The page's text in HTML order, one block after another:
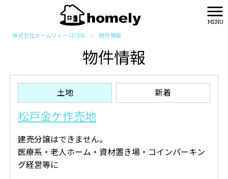
MENU
株式会社ホームリィー HOME > 物件情報
物件情報
土地 新着
松戸金ケ作売地
建売分譲はできません。
医療系・老人ホーム・資材置き場・コインパーキン
グ経営等に